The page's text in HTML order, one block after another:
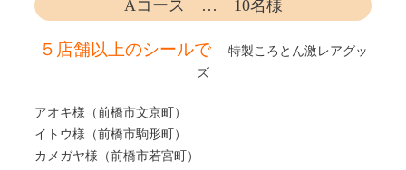
Aコース … 10名様
５店舗以上のシールで
特製ころとん激レアグッ
ズ
アオキ様（前橋市文京町）
イトウ様（前橋市駒形町）
カメガヤ様（前橋市若宮町）